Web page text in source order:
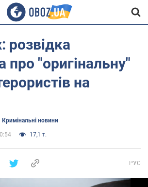
розвідка
про "оригінальну"
на
Кримінальні новини
17,1 т.
РУС